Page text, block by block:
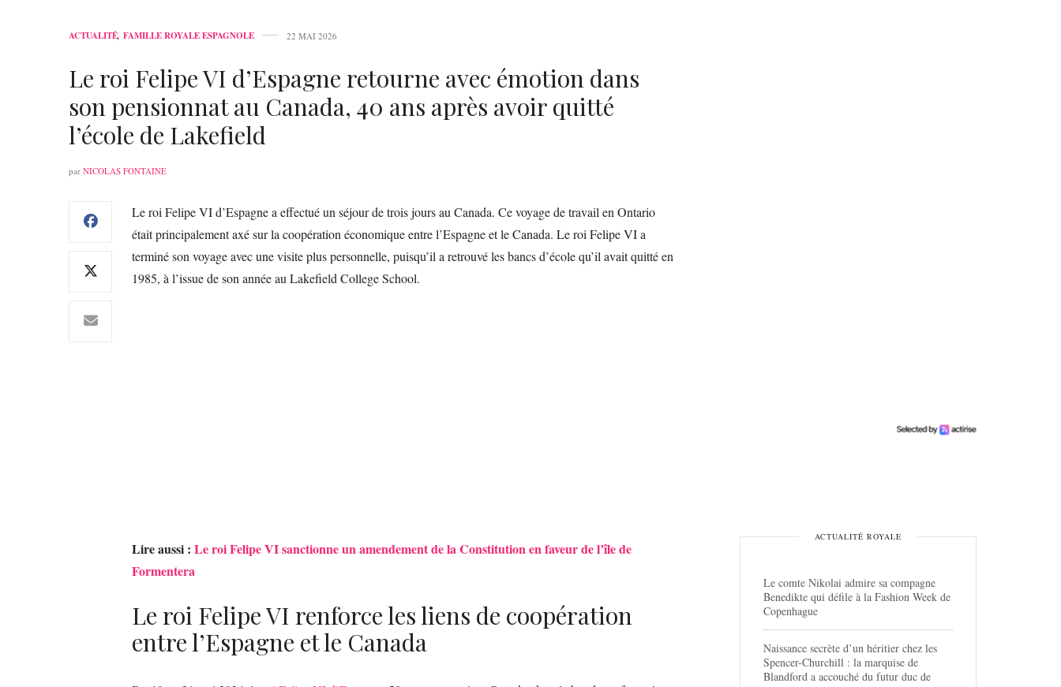
ACTUALITÉ, FAMILLE ROYALE ESPAGNOLE 22 MAI 2026
Le roi Felipe VI d’Espagne retourne avec émotion dans
son pensionnat au Canada, 40 ans après avoir quitté
l’école de Lakefield
par NICOLAS FONTAINE
Le roi Felipe VI d’Espagne a effectué un séjour de trois jours au Canada. Ce voyage de travail en Ontario
était principalement axé sur la coopération économique entre l’Espagne et le Canada. Le roi Felipe VI a
terminé son voyage avec une visite plus personnelle, puisqu’il a retrouvé les bancs d’école qu’il avait quitté en
1985, à l’issue de son année au Lakefield College School.
Lire aussi : Le roi Felipe VI sanctionne un amendement de la Constitution en faveur de l’île de
Formentera
Le roi Felipe VI renforce les liens de coopération
entre l’Espagne et le Canada
ACTUALITÉ ROYALE
Le comte Nikolai admire sa compagne
Benedikte qui défile à la Fashion Week de
Copenhague
Naissance secrète d’un héritier chez les
Spencer-Churchill : la marquise de
Blandford a accouché du futur duc de